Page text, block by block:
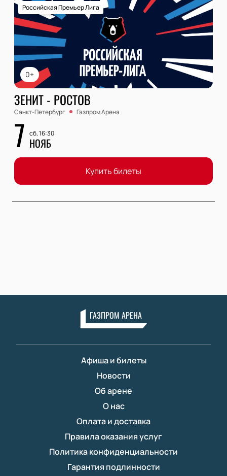
0+
Российская Премьер Лига
ЗЕНИТ - РОСТОВ
Санкт-Петербург Газпром Арена
7 сб, 16:30
НОЯБ
Купить билеты
ГАЗПРОМ АРЕНА
Афиша и билеты
Новости
Об арене
О нас
Оплата и доставка
Правила оказания услуг
Политика конфиденциальности
Гарантия подлинности